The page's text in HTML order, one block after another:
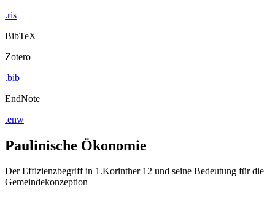
.ris
BibTeX
Zotero
.bib
EndNote
.enw
Paulinische Ökonomie
Der Effizienzbegriff in 1.Korinther 12 und seine Bedeutung für die
Gemeindekonzeption